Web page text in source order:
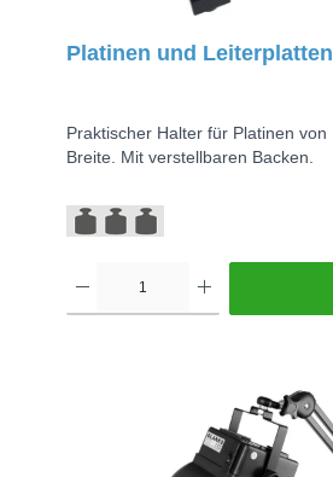
Platinen und
Praktischer Halter für Platinen von
Breite. Mit verstellbaren Backen.